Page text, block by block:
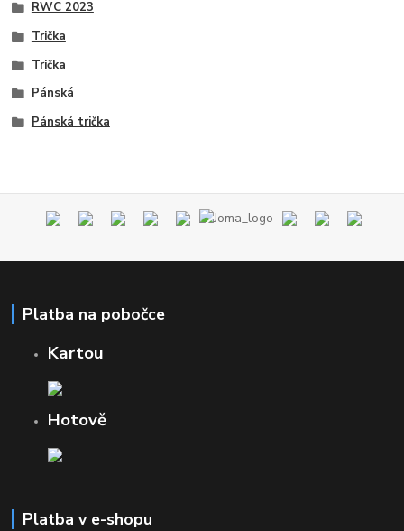
RWC 2023
Trička
Trička
Pánská
Pánská trička
Platba na pobočce
Kartou
Hotově
Platba v e-shopu